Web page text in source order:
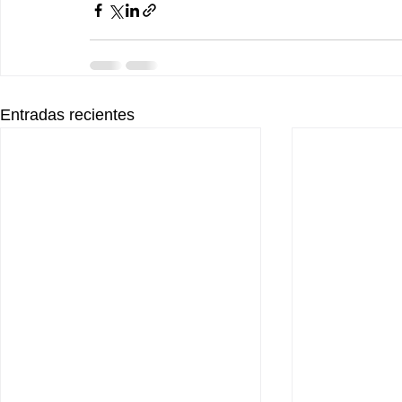
Entradas recientes